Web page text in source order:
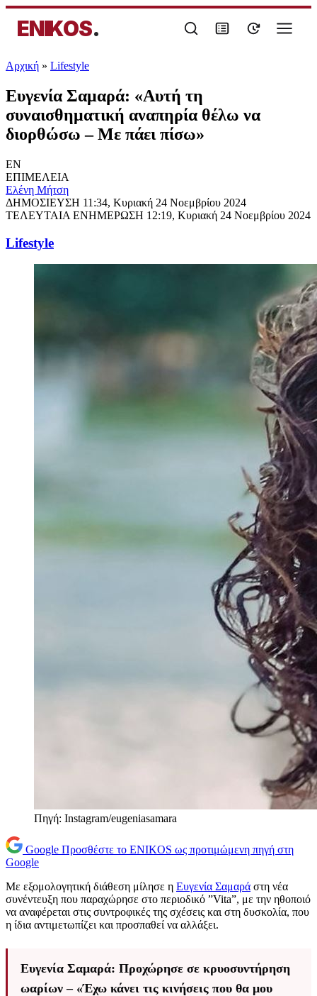
ENIKOS.
Αρχική » Lifestyle
Ευγενία Σαμαρά: «Αυτή τη
συναισθηματική αναπηρία θέλω να
διορθώσω – Με πάει πίσω»
EN
ΕΠΙΜΕΛΕΙΑ
Eλένη Μήτση
ΔΗΜΟΣΙΕΥΣΗ 11:34, Κυριακή 24 Νοεμβρίου 2024
ΤΕΛΕΥΤΑΙΑ ΕΝΗΜΕΡΩΣΗ 12:19, Κυριακή 24 Νοεμβρίου 2024
Lifestyle
Πηγή: Instagram/eugeniasamara
Google Προσθέστε το ENIKOS ως προτιμώμενη πηγή στη
Google
Με εξομολογητική διάθεση μίλησε η Ευγενία Σαμαρά στη νέα
συνέντευξη που παραχώρησε στο περιοδικό ”Vita”, με την ηθοποιό
να αναφέρεται στις συντροφικές της σχέσεις και στη δυσκολία, που
η ίδια αντιμετωπίζει και προσπαθεί να αλλάξει.
Ευγενία Σαμαρά: Προχώρησε σε κρυοσυντήρηση
ωαρίων – «Έχω κάνει τις κινήσεις που θα μου